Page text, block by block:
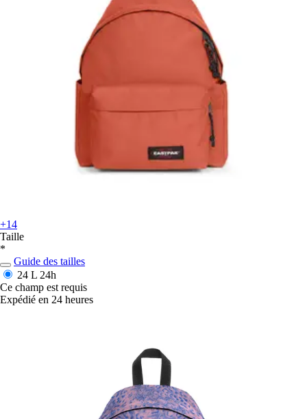
+14
Taille
*
Guide des tailles
24 L 24h
Ce champ est requis
Expédié en 24 heures